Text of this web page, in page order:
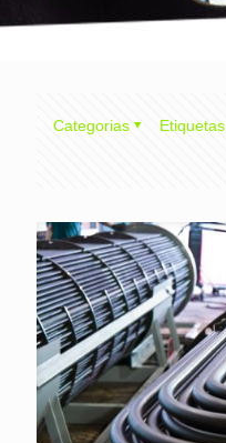
Categorias Etiquetas